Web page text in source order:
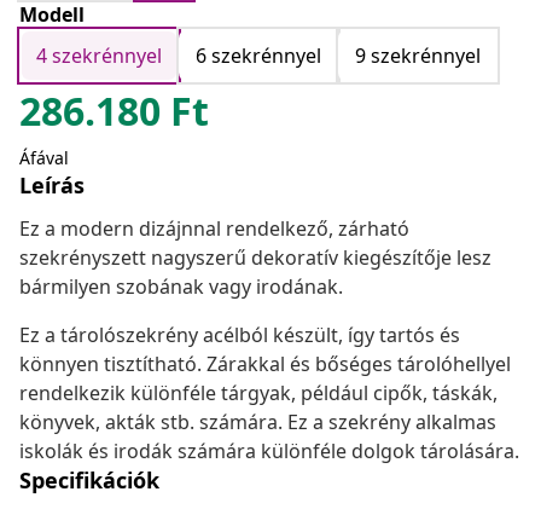
Modell
4 szekrénnyel
6 szekrénnyel 9 szekrénnyel
286.180 Ft
Áfával
Leírás
Ez a modern dizájnnal rendelkező, zárható
szekrényszett nagyszerű dekoratív kiegészítője lesz
bármilyen szobának vagy irodának.
Ez a tárolószekrény acélból készült, így tartós és
könnyen tisztítható. Zárakkal és bőséges tárolóhellyel
rendelkezik különféle tárgyak, például cipők, táskák,
könyvek, akták stb. számára. Ez a szekrény alkalmas
iskolák és irodák számára különféle dolgok tárolására.
Specifikációk